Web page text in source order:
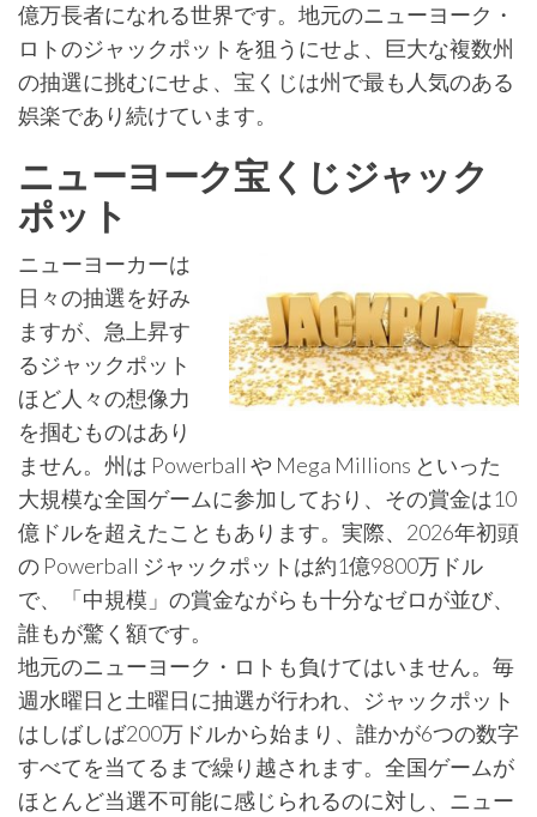
億万長者になれる世界です。地元のニューヨーク・
ロトのジャックポットを狙うにせよ、巨大な複数州
の抽選に挑むにせよ、宝くじは州で最も人気のある
娯楽であり続けています。
ニューヨーク宝くじジャック
ポット
ニューヨーカーは
日々の抽選を好み
ますが、急上昇す
るジャックポット
ほど人々の想像力
を掴むものはあり
ません。州は Powerball や Mega Millions といった
大規模な全国ゲームに参加しており、その賞金は10
億ドルを超えたこともあります。実際、2026年初頭
の Powerball ジャックポットは約1億9800万ドル
で、「中規模」の賞金ながらも十分なゼロが並び、
誰もが驚く額です。
地元のニューヨーク・ロトも負けてはいません。毎
週水曜日と土曜日に抽選が行われ、ジャックポット
はしばしば200万ドルから始まり、誰かが6つの数字
すべてを当てるまで繰り越されます。全国ゲームが
ほとんど当選不可能に感じられるのに対し、ニュー